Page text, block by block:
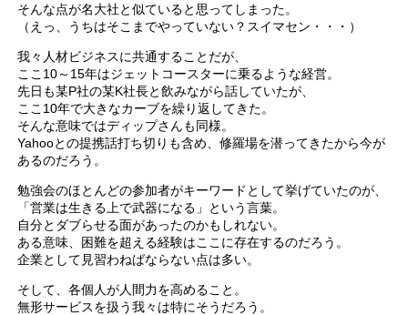
そんな点が名大社と似ていると思ってしまった。
（えっ、うちはそこまでやっていない？スイマセン・・・）
我々人材ビジネスに共通することだが、
ここ10～15年はジェットコースターに乗るような経営。
先日も某P社の某K社長と飲みながら話していたが、
ここ10年で大きなカーブを繰り返してきた。
そんな意味ではディップさんも同様。
Yahooとの提携話打ち切りも含め、修羅場を潜ってきたから今が
あるのだろう。
勉強会のほとんどの参加者がキーワードとして挙げていたのが、
「営業は生きる上で武器になる」という言葉。
自分とダブらせる面があったのかもしれない。
ある意味、困難を超える経験はここに存在するのだろう。
企業として見習わねばならない点は多い。
そして、各個人が人間力を高めること。
無形サービスを扱う我々は特にそうだろう。